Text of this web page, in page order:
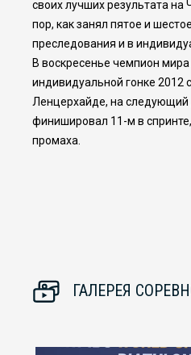
своих лучших результата на
пор, как занял пятое и
преследования и в
В воскресенье чемпион мира
индивидуальной гонке 2012
Ленцерхайде, на следующий
финишировал 11-м в
промаха.
ГАЛЕРЕЯ